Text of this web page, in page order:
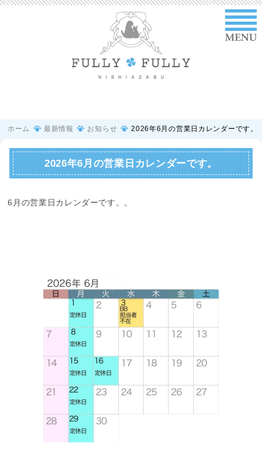
ホーム 最新情報 お知らせ 2026年6月の営業日カレンダーです。
2026年6月の営業日カレンダーです。
6月の営業日カレンダーです。。